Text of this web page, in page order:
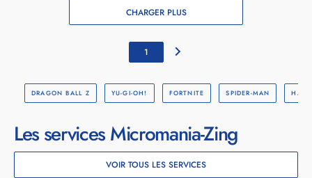
CHARGER PLUS
1
DRAGON BALL Z YU-GI-OH! FORTNITE SPIDER-MAN
Les services Micromania-Zing
VOIR TOUS LES SERVICES